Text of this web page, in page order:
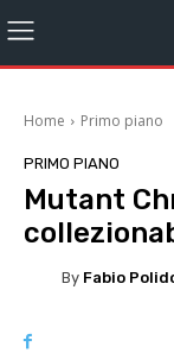
Home Primo piano
PRIMO PIANO
Mutant
By Fabio